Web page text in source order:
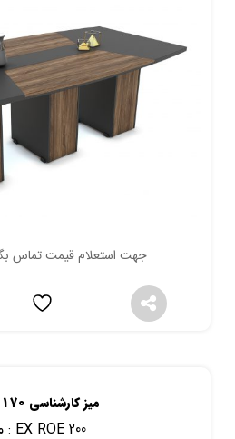
جهت استعلام قیمت تماس بگیرید:
میز کارشناسی 170 روئین
مدل : EX ROE 200